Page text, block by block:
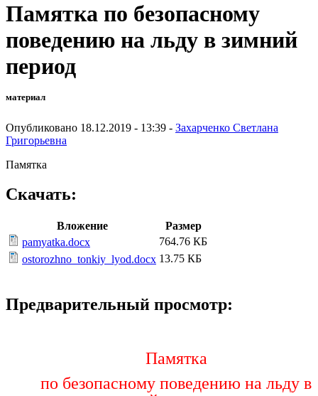
Памятка по безопасному
поведению на льду в зимний
период
материал
Опубликовано 18.12.2019 - 13:39 - Захарченко Светлана
Григорьевна
Памятка
Скачать:
Вложение
Размер
pamyatka.docx
764.76 КБ
ostorozhno_tonkiy_lyod.docx 13.75 КБ
Предварительный просмотр:
Памятка
по безопасному поведению на льду в